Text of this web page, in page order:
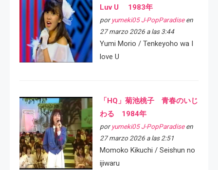
Luv U 1983年
por yumeki05 J-PopParadiseen
27 marzo 2026 a las 3:44
Yumi Morio / Tenkeyoho wa I
love U
「HQ」菊池桃子 青春のいじ
わる 1984年
por yumeki05 J-PopParadiseen
27 marzo 2026 a las 2:51
Momoko Kikuchi / Seishun no
ijiwaru